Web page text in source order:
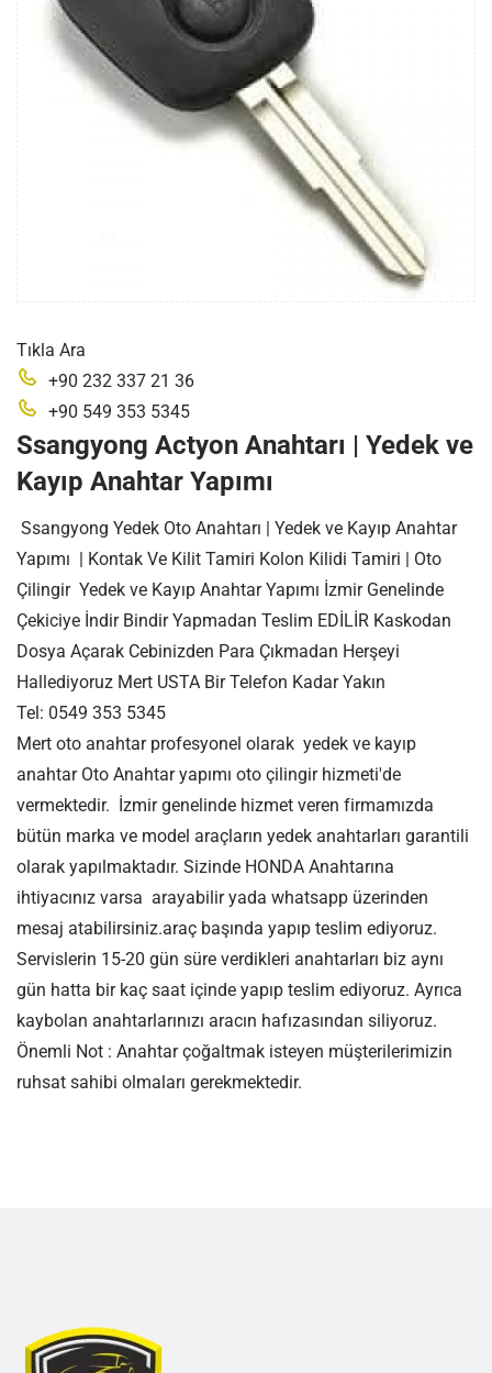
Tıkla Ara
+90 232 337 21 36
+90 549 353 5345
Ssangyong Actyon Anahtarı | Yedek ve
Kayıp Anahtar Yapımı
Ssangyong Yedek Oto Anahtarı | Yedek ve Kayıp Anahtar
Yapımı | Kontak Ve Kilit Tamiri Kolon Kilidi Tamiri | Oto
Çilingir Yedek ve Kayıp Anahtar Yapımı İzmir Genelinde
Çekiciye İndir Bindir Yapmadan Teslim EDİLİR Kaskodan
Dosya Açarak Cebinizden Para Çıkmadan Herşeyi
Hallediyoruz Mert USTA Bir Telefon Kadar Yakın
Tel: 0549 353 5345
Mert oto anahtar profesyonel olarak yedek ve kayıp
anahtar Oto Anahtar yapımı oto çilingir hizmeti'de
vermektedir. İzmir genelinde hizmet veren firmamızda
bütün marka ve model araçların yedek anahtarları garantili
olarak yapılmaktadır. Sizinde HONDA Anahtarına
ihtiyacınız varsa arayabilir yada whatsapp üzerinden
mesaj atabilirsiniz.araç başında yapıp teslim ediyoruz.
Servislerin 15-20 gün süre verdikleri anahtarları biz aynı
gün hatta bir kaç saat içinde yapıp teslim ediyoruz. Ayrıca
kaybolan anahtarlarınızı aracın hafızasından siliyoruz.
Önemli Not : Anahtar çoğaltmak isteyen müşterilerimizin
ruhsat sahibi olmaları gerekmektedir.